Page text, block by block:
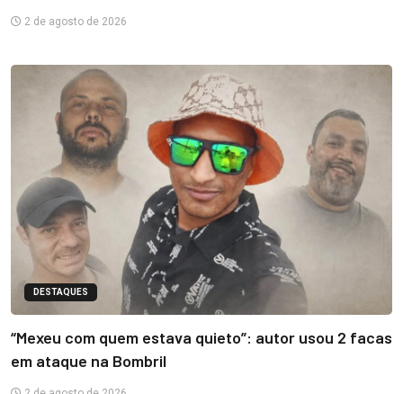
2 de agosto de 2026
DESTAQUES
“Mexeu com quem estava quieto”: autor usou 2 facas
em ataque na Bombril